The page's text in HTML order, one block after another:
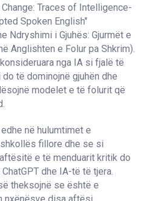
Traces of Intelligence-
Spoken English"
Ndryshimi i Gjuhës: Gjurmët e
Anglishten e Folur pa Shkrim).
nga IA si fjalë të
të dominojnë gjuhën dhe
modelet e të folurit që
në hulumtimet e
fillore dhe se si
e të menduarit kritik do
dhe IA-të të tjera.
theksojnë se është e